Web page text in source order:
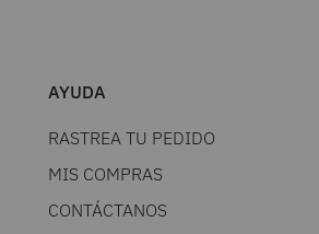
AYUDA
RASTREA TU PEDIDO
MIS COMPRAS
CONTÁCTANOS